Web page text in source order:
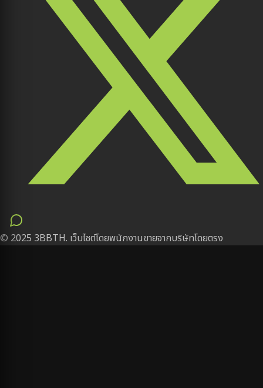
© 2025 3BBTH. เว็บไซต์โดยพนักงานขายจากบริษัทโดยตรง